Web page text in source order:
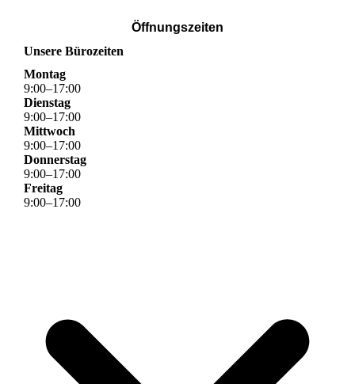
Öffnungszeiten
Unsere Bürozeiten
Montag
9:00–17:00
Dienstag
9:00–17:00
Mittwoch
9:00–17:00
Donnerstag
9:00–17:00
Freitag
9:00–17:00